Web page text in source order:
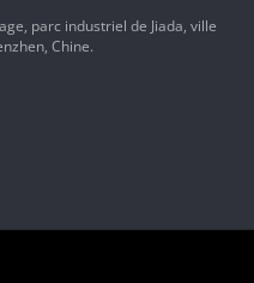
parc industriel de Jiada, ville
Chine.